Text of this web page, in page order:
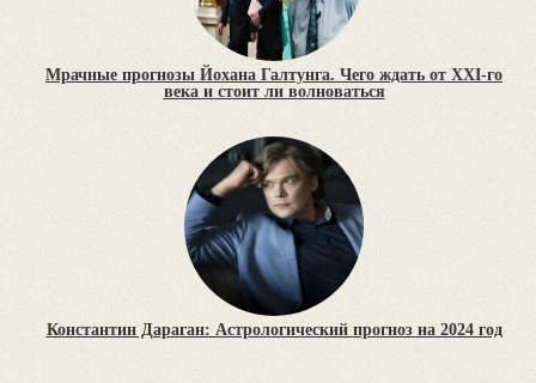
Мрачные прогнозы Йохана Галтунга. Чего ждать от XXI-го
века и стоит ли волноваться
Константин Дараган: Астрологический прогноз на 2024 год